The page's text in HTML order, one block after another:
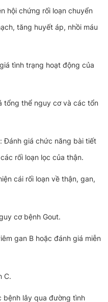
hội chứng rối loạn chuyển
tăng huyết áp, nhồi máu
tình trạng hoạt động của
tổng thể nguy cơ và các tổn
Đánh giá chức năng bài tiết
rối loạn lọc của thận.
cái rối loạn về thận, gan,
cơ bệnh Gout.
gan B hoặc đánh giá miễn
C.
bệnh lây qua đường tình